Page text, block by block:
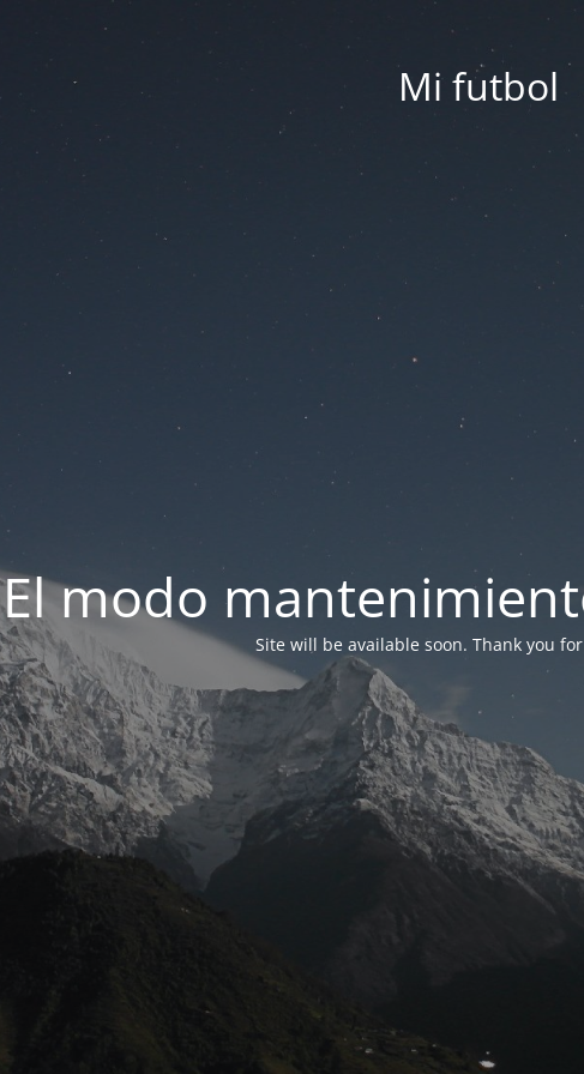
Mi futbol
El modo
Site will be available soon. Thank you